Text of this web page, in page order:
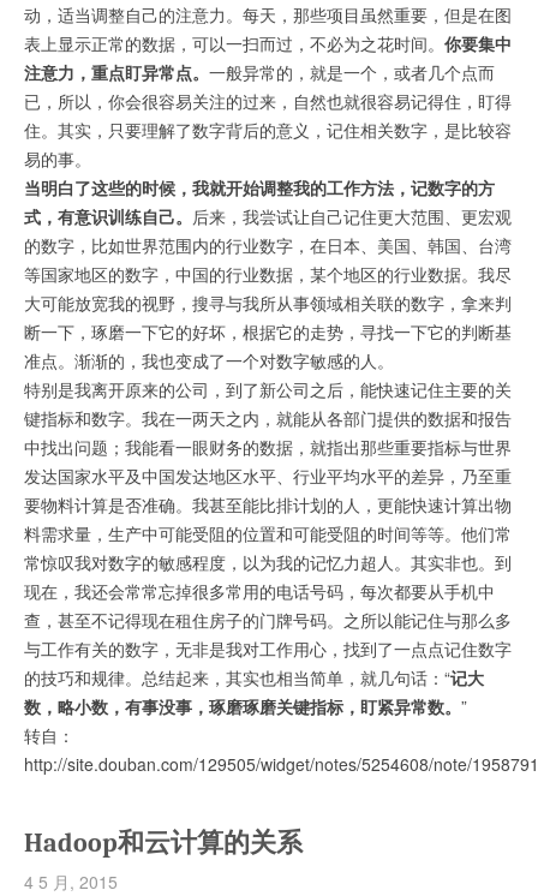
动，适当调整自己的注意力。每天，那些项目虽然重要，但是在图
表上显示正常的数据，可以一扫而过，不必为之花时间。 你要集中
注意力，重点盯异常点。 一般异常的，就是一个，或者几个点而
已，所以，你会很容易关注的过来，自然也就很容易记得住，盯得
住。其实，只要理解了数字背后的意义，记住相关数字，是比较容
易的事。
当明白了这些的时候，我就开始调整我的工作方法，记数字的方
式，有意识训练自己。 后来，我尝试让自己记住更大范围、更宏观
的数字，比如世界范围内的行业数字，在日本、美国、韩国、台湾
等国家地区的数字，中国的行业数据，某个地区的行业数据。我尽
大可能放宽我的视野，搜寻与我所从事领域相关联的数字，拿来判
断一下，琢磨一下它的好坏，根据它的走势，寻找一下它的判断基
准点。渐渐的，我也变成了一个对数字敏感的人。
特别是我离开原来的公司，到了新公司之后，能快速记住主要的关
键指标和数字。我在一两天之内，就能从各部门提供的数据和报告
中找出问题；我能看一眼财务的数据，就指出那些重要指标与世界
发达国家水平及中国发达地区水平、行业平均水平的差异，乃至重
要物料计算是否准确。我甚至能比排计划的人，更能快速计算出物
料需求量，生产中可能受阻的位置和可能受阻的时间等等。他们常
常惊叹我对数字的敏感程度，以为我的记忆力超人。其实非也。到
现在，我还会常常忘掉很多常用的电话号码，每次都要从手机中
查，甚至不记得现在租住房子的门牌号码。之所以能记住与那么多
与工作有关的数字，无非是我对工作用心，找到了一点点记住数字
的技巧和规律。总结起来，其实也相当简单，就几句话：“记大
数，略小数，有事没事，琢磨琢磨关键指标，盯紧异常数。 ”
转自：
http://site.douban.com/129505/widget/notes/5254608/note/
Hadoop和云计算的关系
4 5 月, 2015